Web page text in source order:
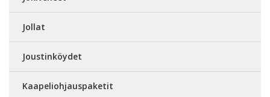
Jollat
Joustinköydet
Kaapeliohjauspaketit